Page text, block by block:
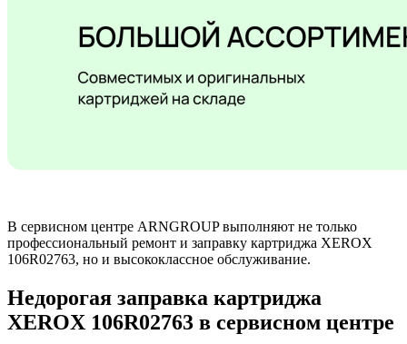
В сервисном центре ARNGROUP выполняют не только
профессиональный ремонт и заправку картриджа XEROX
106R02763, но и высококлассное обслуживание.
Недорогая заправка картриджа
XEROX 106R02763 в сервисном центре